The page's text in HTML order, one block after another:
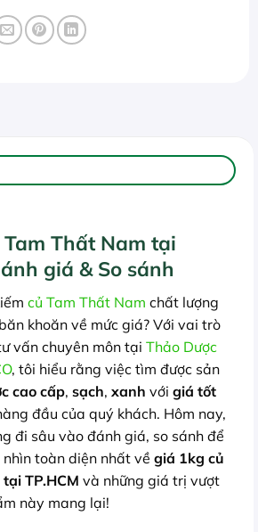
Thất Nam tại
giá & So sánh
củ Tam Thất Nam chất lượng
khoăn về mức giá? Với vai trò
vấn chuyên môn tại Thảo Dược
, tôi hiểu rằng việc tìm được sản
cao cấp, sạch, xanh với giá tốt
đầu của quý khách. Hôm nay,
đi sâu vào đánh giá, so sánh để
toàn diện nhất về giá 1kg củ
TP.HCM và những giá trị vượt
này mang lại!